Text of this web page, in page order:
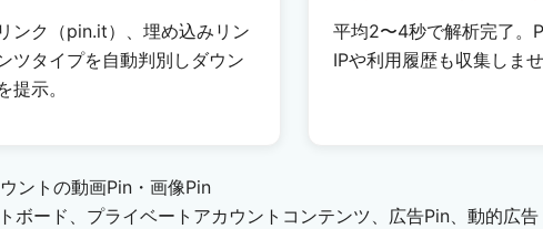
ンク（pin.it）、埋め込みリン
ツタイプを自動判別しダウン
提示。
平均2〜4秒で解析完了。
IPや利用履歴も収集しま
ントの動画Pin・画像Pin
ボード、プライベートアカウントコンテンツ、広告Pin、動的広告